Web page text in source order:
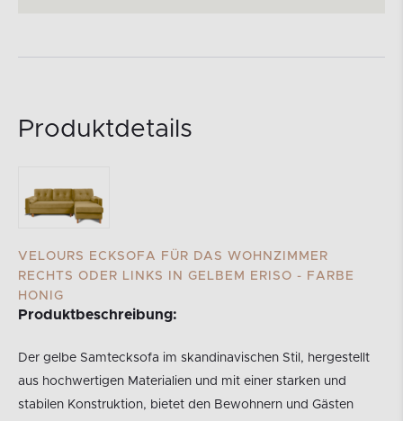
Produktdetails
VELOURS ECKSOFA FÜR DAS WOHNZIMMER
RECHTS ODER LINKS IN GELBEM ERISO - FARBE
HONIG
Produktbeschreibung:
Der gelbe Samtecksofa im skandinavischen Stil, hergestellt
aus hochwertigen Materialien und mit einer starken und
stabilen Konstruktion, bietet den Bewohnern und Gästen